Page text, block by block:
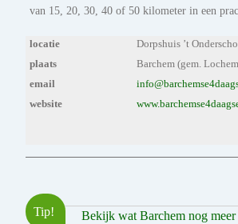
van 15, 20, 30, 40 of 50 kilometer in een
locatie
Dorpshuis ’t
plaats
Barchem (gem.
email
website
Tip! Bekijk wat Barchem nog